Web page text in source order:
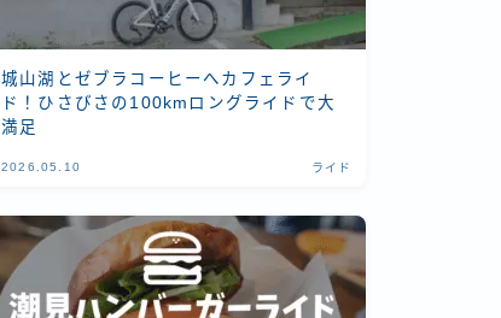
城山湖とゼブラコーヒーへカフェライ
ド！ひさびさの100kmロングライドで大
満足
2026.05.10 ライド